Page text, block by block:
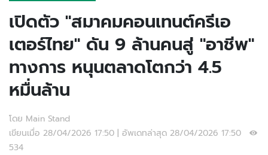
เปิดตัว "สมาคมคอนเทนต์ครีเอ
เตอร์ไทย" ดัน 9 ล้านคนสู่ "อาชีพ"
ทางการ หนุนตลาดโตกว่า 4.5
หมื่นล้าน
โดย Main Stand
เขียนเมื่อ 28/04/2026 17:50 | อัพเดทล่าสุด 28/04/2026 17:50
534